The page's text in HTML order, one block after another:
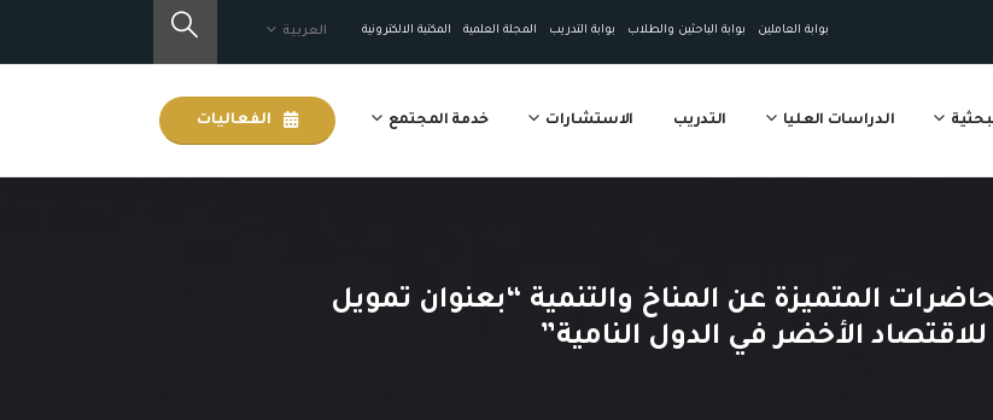
بوابة العاملين بوابة الباحثين والطلاب بوابة التدريب المجلة العلمية المكتبة الالكترونية العربية
الدراسات العليا التدريب الاستشارات خدمة المجتمع الفعاليات
المتميزة عن المناخ والتنمية “بعنوان تمويل
الأخضر في الدول النامية”